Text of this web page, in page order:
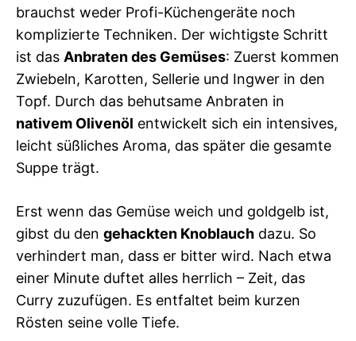
brauchst weder Profi-Küchengeräte noch
komplizierte Techniken. Der wichtigste Schritt
ist das Anbraten des Gemüses: Zuerst kommen
Zwiebeln, Karotten, Sellerie und Ingwer in den
Topf. Durch das behutsame Anbraten in
nativem Olivenöl entwickelt sich ein intensives,
leicht süßliches Aroma, das später die gesamte
Suppe trägt.
Erst wenn das Gemüse weich und goldgelb ist,
gibst du den gehackten Knoblauch dazu. So
verhindert man, dass er bitter wird. Nach etwa
einer Minute duftet alles herrlich – Zeit, das
Curry zuzufügen. Es entfaltet beim kurzen
Rösten seine volle Tiefe.